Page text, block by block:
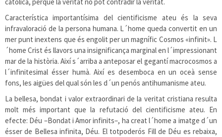
Característica importantísima del cientificisme ateu és la seva
infravaloració de la persona humana. L´home queda convertit en un
mer punt inextens que és engolit per un magnífic Cosmos «infinit». L
´home Crist és llavors una insignificança marginal en l´impressionant
mar de la història. Així s´arriba a anteposar el gegantí macrocosmos a
l´infinitesimal ésser humà. Així es desemboca en un oceà sense
fons, les aigües del qual són les d´un penós antihumanisme ateu.
La bellesa, bondat i valor extraordinari de la veritat cristiana resulta
molt més important que la refutació del cientificisme ateu. En
efecte: Déu –Bondat i Amor infinits–, ha creat l´home a imatge d´un
ésser de Bellesa infinita, Déu. El totpoderós Fill de Déu es rebaixa,